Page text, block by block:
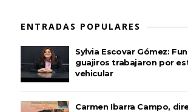
ENTRADAS POPULARES
Sylvia Escovar Gómez:
guajiros trabajaron por
vehicular
Carmen Ibarra Campo,